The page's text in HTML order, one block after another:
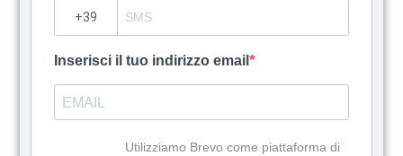
Inserisci il tuo indirizzo email
Utilizziamo Brevo come piattaforma di